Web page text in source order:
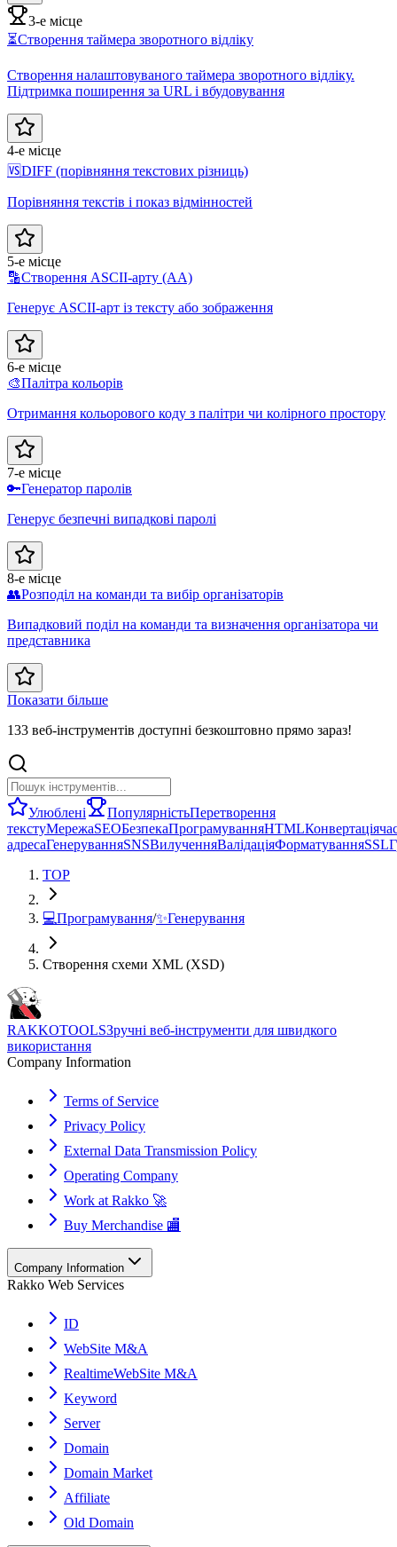
3-е місце
⏳Створення таймера зворотного відліку
Створення налаштовуваного таймера зворотного відліку.
Підтримка поширення за URL і вбудовування
4-е місце
🆚DIFF (порівняння текстових різниць)
Порівняння текстів і показ відмінностей
5-е місце
🔡Створення ASCII-арту (AA)
Генерує ASCII-арт із тексту або зображення
6-е місце
🎨Палітра кольорів
Отримання кольорового коду з палітри чи колірного простору
7-е місце
🔑Генератор паролів
Генерує безпечні випадкові паролі
8-е місце
👥Розподіл на команди та вибір організаторів
Випадковий поділ на команди та визначення організатора чи
представника
Показати більше
133 веб-інструментів доступні безкоштовно прямо зараз!
Улюблені ПопулярністьПеретворення
текстуМережаSEOБезпекаПрограмуванняHTMLКонвертація
адресаГенеруванняSNSВилученняВалідаціяФорматуванняSSL
TOP
💻Програмування/✨Генерування
Створення схеми XML (XSD)
RAKKOTOOLSЗручні веб-інструменти для швидкого
використання
Company Information
Terms of Service
Privacy Policy
External Data Transmission Policy
Operating Company
Work at Rakko 🚀
Buy Merchandise 🏬
Company Information
Rakko Web Services
ID
WebSite M&A
RealtimeWebSite M&A
Keyword
Server
Domain
Domain Market
Affiliate
Old Domain